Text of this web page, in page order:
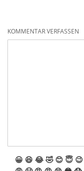
KOMMENTAR VERFASSEN
😀 😆 😂🤣 😊 😇 😉